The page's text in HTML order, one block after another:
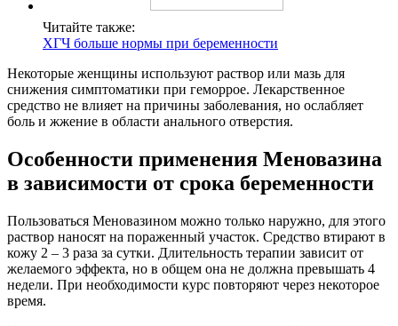
Читайте также:
ХГЧ больше нормы при беременности
Некоторые женщины используют раствор или мазь для
снижения симптоматики при геморрое. Лекарственное
средство не влияет на причины заболевания, но ослабляет
боль и жжение в области анального отверстия.
Особенности применения Меновазина
в зависимости от срока беременности
Пользоваться Меновазином можно только наружно, для этого
раствор наносят на пораженный участок. Средство втирают в
кожу 2 – 3 раза за сутки. Длительность терапии зависит от
желаемого эффекта, но в общем она не должна превышать 4
недели. При необходимости курс повторяют через некоторое
время.